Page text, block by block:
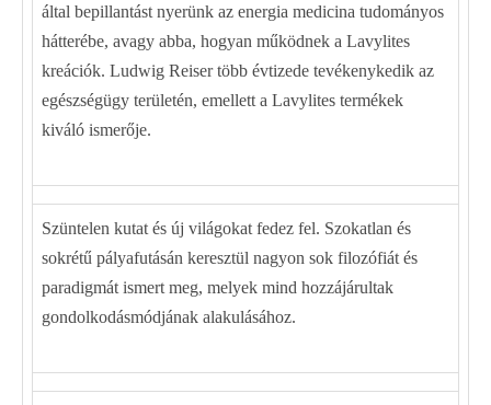
által bepillantást nyerünk az energia medicina tudományos
hátterébe, avagy abba, hogyan működnek a Lavylites
kreációk. Ludwig Reiser több évtizede tevékenykedik az
egészségügy területén, emellett a Lavylites termékek
kiváló ismerője.
Szüntelen kutat és új világokat fedez fel. Szokatlan és
sokrétű pályafutásán keresztül nagyon sok filozófiát és
paradigmát ismert meg, melyek mind hozzájárultak
gondolkodásmódjának alakulásához.